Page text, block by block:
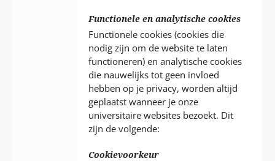
Functionele en analytische cookies
Functionele cookies (cookies die
nodig zijn om de website te laten
functioneren) en analytische cookies
die nauwelijks tot geen invloed
hebben op je privacy, worden altijd
geplaatst wanneer je onze
universitaire websites bezoekt. Dit
zijn de volgende:
Cookievoorkeur